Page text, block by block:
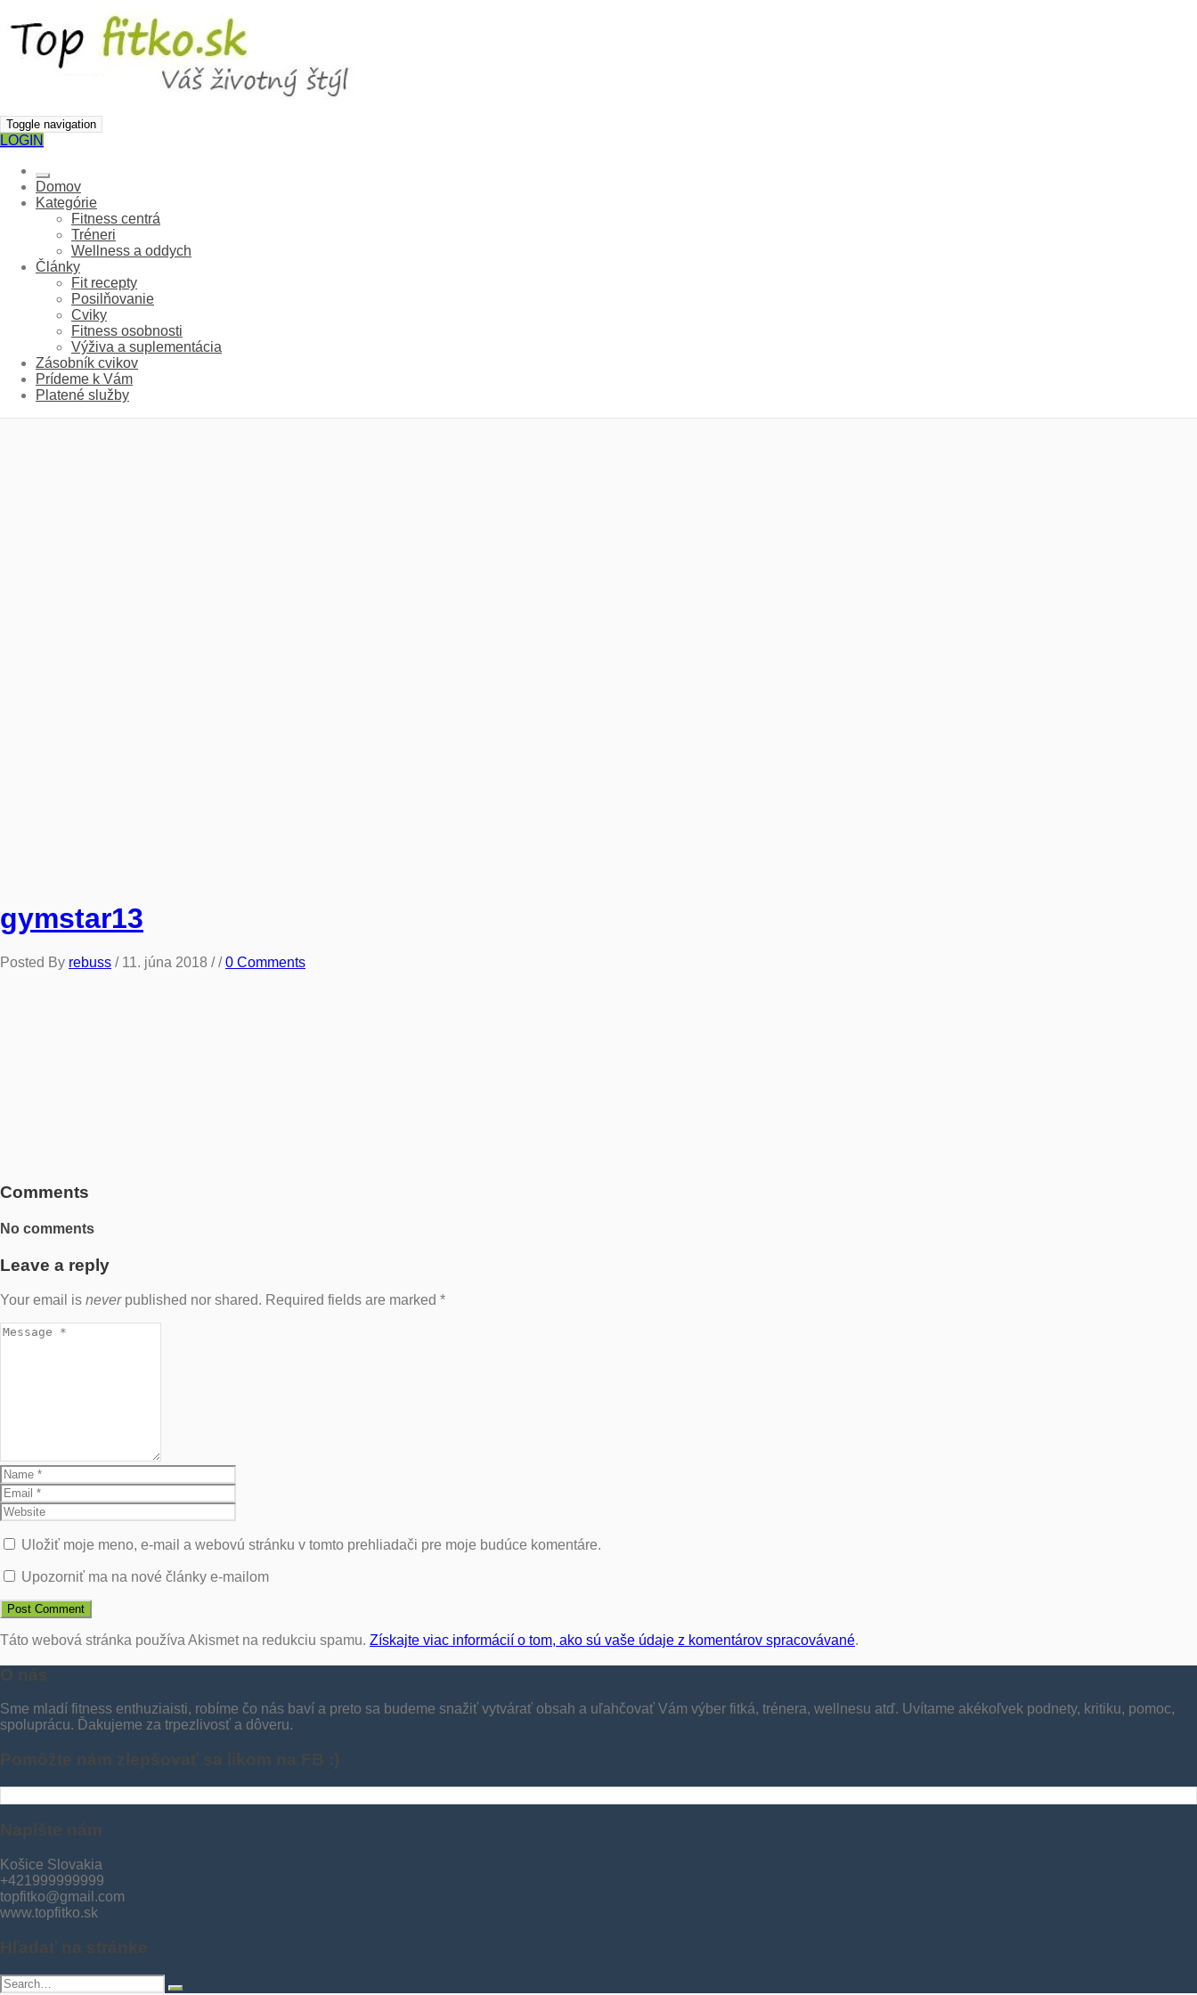
Toggle navigation
LOGIN
Domov
Kategórie
Fitness centrá
Tréneri
Wellness a oddych
Články
Fit recepty
Posilňovanie
Cviky
Fitness osobnosti
Výživa a suplementácia
Zásobník cvikov
Prídeme k Vám
Platené služby
gymstar13
Posted By rebuss / 11. júna 2018 / /0 Comments
Comments
No comments
Leave a reply
Your email is neverpublished nor shared. Required fields are marked *
Uložiť moje meno, e-mail a webovú stránku v tomto prehliadači pre moje budúce komentáre.
Upozorniť ma na nové články e-mailom
Táto webová stránka používa Akismet na redukciu spamu. Získajte viac informácií o tom, ako sú vaše údaje z komentárov spracovávané.
O nás
Sme mladí fitness enthuziaisti, robíme čo nás baví a preto sa budeme snažiť vytvárať obsah a uľahčovať Vám výber fitká, trénera, wellnesu atď. Uvítame akékoľvek podnety, kritiku, pomoc,
spoluprácu. Ďakujeme za trpezlivosť a dôveru.
Pomôžte nám zlepšovať sa likom na FB :)
Napíšte nám
Košice Slovakia
+421999999999
topfitko@gmail.com
www.topfitko.sk
Hľadať na stránke